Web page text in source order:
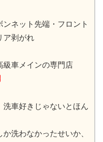
ネット先端・フロント
ア剥がれ
級車メインの専門店
洗車好きじゃないとほん
洗わなかったせいか、